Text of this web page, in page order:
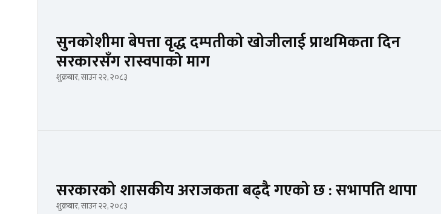
सुनकोशीमा बेपत्ता वृद्ध दम्पतीको खोजीलाई प्राथमिकता दिन
सरकारसँग रास्वपाको माग
शुक्रबार, साउन २२, २०८३
सरकारको शासकीय अराजकता बढ्दै गएको छ : सभापति थापा
शुक्रबार, साउन २२, २०८३